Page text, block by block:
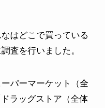
はどこで買っている
査を行いました。
パーマーケット（全
ラッグストア（全体